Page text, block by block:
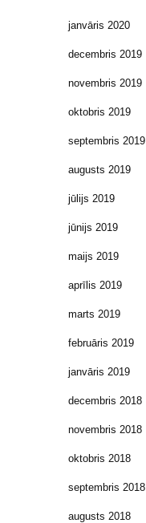
janvāris 2020
decembris 2019
novembris 2019
oktobris 2019
septembris 2019
augusts 2019
jūlijs 2019
jūnijs 2019
maijs 2019
aprīlis 2019
marts 2019
februāris 2019
janvāris 2019
decembris 2018
novembris 2018
oktobris 2018
septembris 2018
augusts 2018